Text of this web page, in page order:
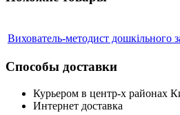
Вихователь-методист дошкільного
Способы доставки
Курьером в центр-х районах
Интернет доставка